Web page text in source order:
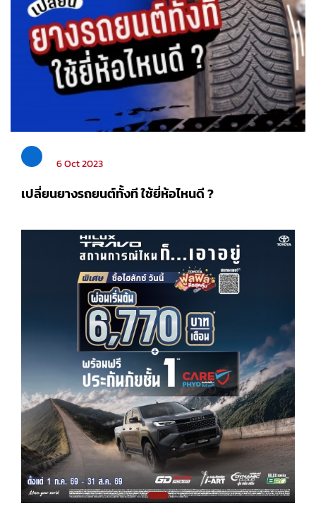
6 Oct 2023
เปลี่ยนยางรถยนต์ทั้งที ใช้ยี่ห้อไหนดี ?